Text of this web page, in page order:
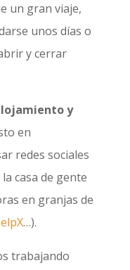
un gran viaje,
unos días o
y cerrar
y
en
redes sociales
casa de gente
en granjas de
…).
trabajando